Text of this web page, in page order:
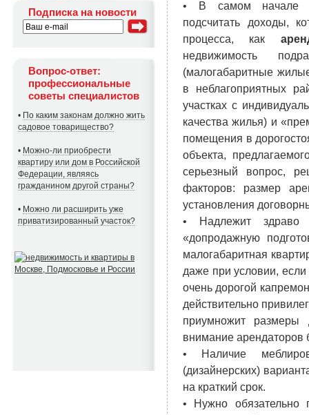
Подписка на новости
Вопрос-ответ:
профессиональные
советы специалистов
• По каким законам должно жить
садовое товарищество?
• Можно-ли приобрести
квартиру или дом в Российской
Федерации, являясь
гражданином другой страны?
• Можно ли расширить уже
приватизированный участок?
• В самом начале
подсчитать доходы,
процесса, как
недвижимость
(малогабаритные
в неблагоприятных
участках с
качества жилья) и
помещения в
объекта,
серьезный вопрос,
факторов: размер
установления
• Надлежит
«допродажную
малогабаритная
даже при условии,
очень дорогой
действительно
приумножит размеры
внимание арендаторов
• Наличие
(дизайнерских)
на краткий срок.
• Нужно обязательно